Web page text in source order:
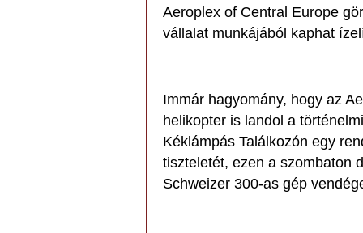
Aeroplex of Central Europe
vállalat munkájából kaphat
Immár hagyomány, hogy az
helikopter is landol a
Kéklámpás Találkozón egy
tiszteletét, ezen a szombaton
Schweizer 300-as gép